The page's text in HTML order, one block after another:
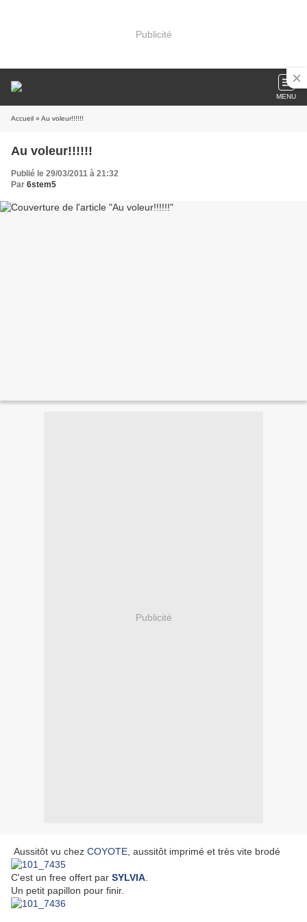
Publicité
MENU
Accueil » Au voleur!!!!!!
Au voleur!!!!!!
Publié le 29/03/2011 à 21:32
Par 6stem5
Publicité
Aussitôt vu chez COYOTE , aussitôt imprimé et très vite brodé
C'est un free offert par SYLVIA
Un petit papillon pour finir.